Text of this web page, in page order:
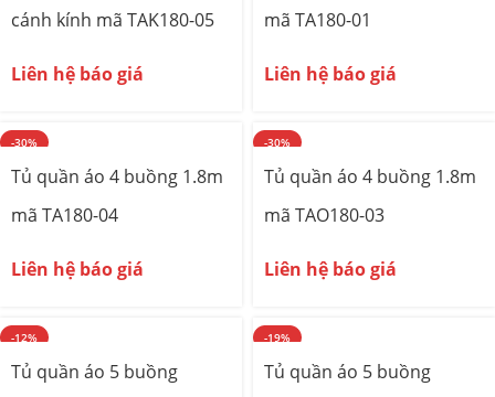
cánh kính mã TAK180-05
Liên hệ báo giá
mã TA180-01
Liên hệ báo giá
-30%
Tủ quần áo 4 buồng 1.8m
mã TA180-04
Liên hệ báo giá
-30%
Tủ quần áo 4 buồng 1.8m
mã TAO180-03
Liên hệ báo giá
-12%
Tủ quần áo 5 buồng
-19%
Tủ quần áo 5 buồng